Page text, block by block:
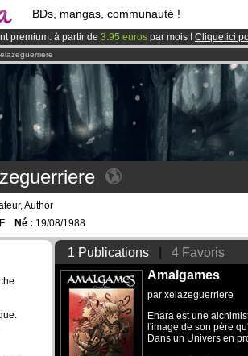
BDs, mangas, communauté !
premium: à partir de 3.95 euros par mois ! Clique ici
Amilova est désormais lancé!.
membreset 1000BDs & Mangas!
Author
F Né : 19/08/1988
1 Publications
4 Favoris
Amalgames
par xelazeguerriere
Enara est une
l'image de son père
Dans un Univers en